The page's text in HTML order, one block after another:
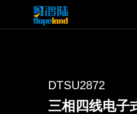
DTSU2872
三相四线电子